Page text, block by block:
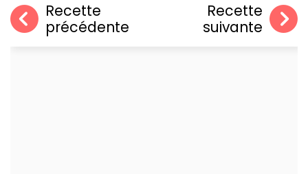
Recette
précédente
Recette
suivante